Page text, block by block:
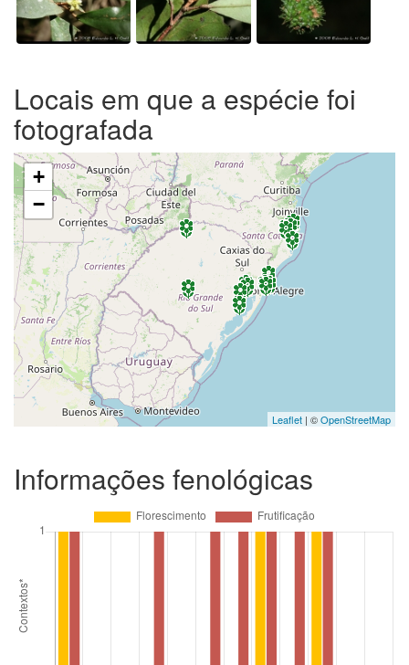
Locais em que a espécie foi
fotografada
+
−
Leaflet | ©OpenStreetMap
Informações fenológicas